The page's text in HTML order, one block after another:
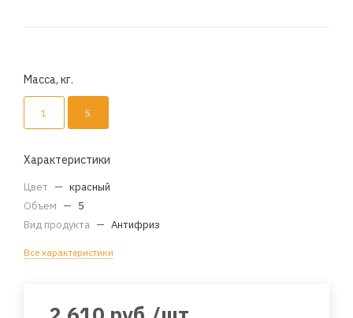
Масса, кг.
1 5
Характеристики
Цвет — красный
Объем — 5
Вид продукта — Антифриз
Все характеристики